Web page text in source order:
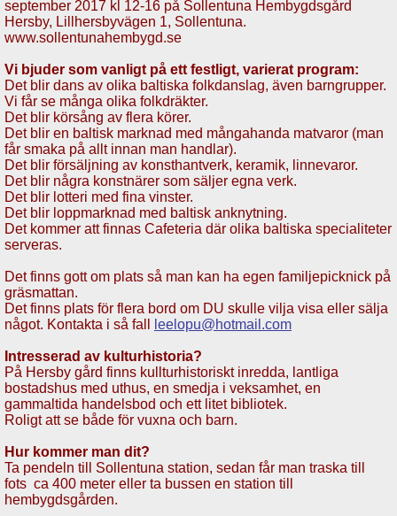
september 2017 kl 12-16 på Sollentuna Hembygdsgård
Hersby, Lillhersbyvägen 1, Sollentuna.
www.sollentunahembygd.se
Vi bjuder som vanligt på ett festligt, varierat program:
Det blir dans av olika baltiska folkdanslag, även barngrupper.
Vi får se många olika folkdräkter.
Det blir körsång av flera körer.
Det blir en baltisk marknad med mångahanda matvaror (man
får smaka på allt innan man handlar).
Det blir försäljning av konsthantverk, keramik, linnevaror.
Det blir några konstnärer som säljer egna verk.
Det blir lotteri med fina vinster.
Det blir loppmarknad med baltisk anknytning.
Det kommer att finnas Cafeteria där olika baltiska specialiteter
serveras.
Det finns gott om plats så man kan ha egen familjepicknick på
gräsmattan.
Det finns plats för flera bord om DU skulle vilja visa eller sälja
något. Kontakta i så fall
leelopu@hotmail.com
Intresserad av kulturhistoria?
På Hersby gård finns kullturhistoriskt inredda, lantliga
bostadshus med uthus, en smedja i veksamhet, en
gammaltida handelsbod och ett litet bibliotek.
Roligt att se både för vuxna och barn.
Hur kommer man dit?
Ta pendeln till Sollentuna station, sedan får man traska till
fots ca 400 meter eller ta bussen en station till
hembygdsgården.